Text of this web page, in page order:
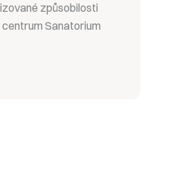
způsobilosti
Sanatorium